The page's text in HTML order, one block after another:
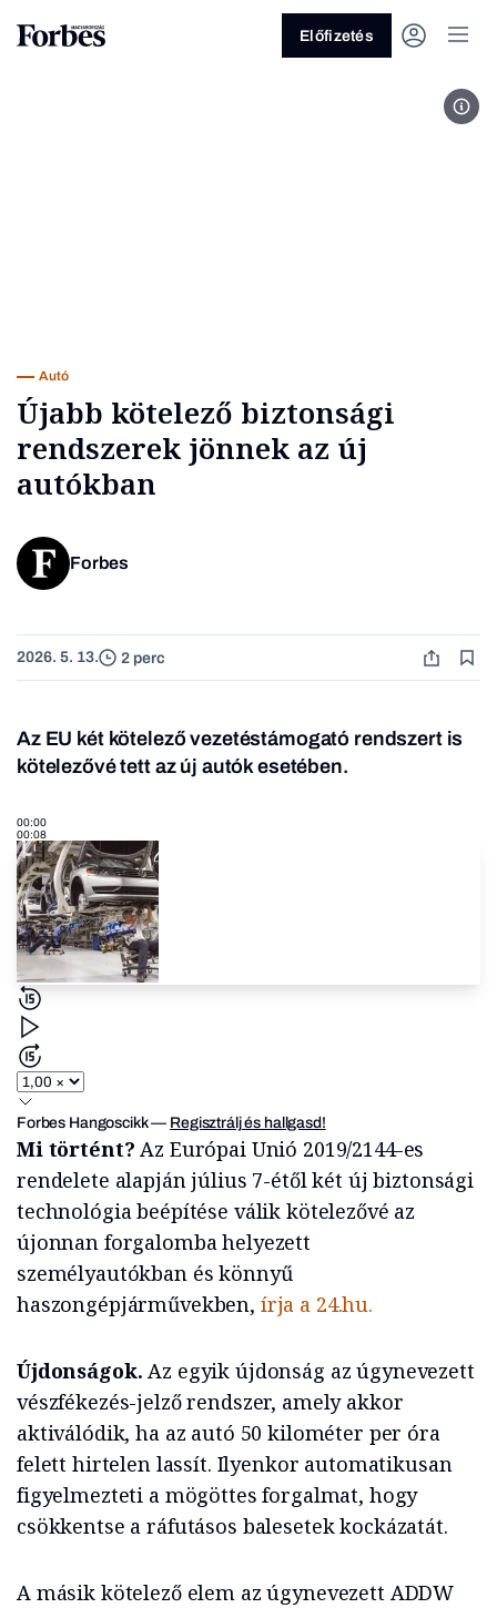
Előfizetés
Autó
Újabb kötelező biztonsági
rendszerek jönnek az új
autókban
Forbes
2026. 5. 13. 2 perc
Az EU két kötelező vezetéstámogató rendszert is
kötelezővé tett az új autók esetében.
00:00
00:08
Forbes Hangoscikk— Regisztrálj és hallgasd!
Mi történt?Az Európai Unió 2019/2144-es
rendelete alapján július 7-étől két új biztonsági
technológia beépítése válik kötelezővé az
újonnan forgalomba helyezett
személyautókban és könnyű
haszongépjárművekben, írja a 24.hu.
Újdonságok.Az egyik újdonság az úgynevezett
vészfékezés-jelző rendszer, amely akkor
aktiválódik, ha az autó 50 kilométer per óra
felett hirtelen lassít. Ilyenkor automatikusan
figyelmezteti a mögöttes forgalmat, hogy
csökkentse a ráfutásos balesetek kockázatát.
A másik kötelező elem az úgynevezett ADDW